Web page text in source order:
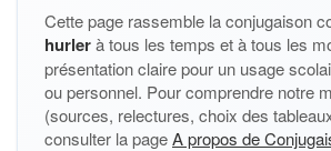
Cette page rassemble la conjugaison
hurlerà tous les temps et à tous les
présentation claire pour un usage
ou personnel. Pour comprendre notre
(sources, relectures, choix des
consulter la pageA propos de